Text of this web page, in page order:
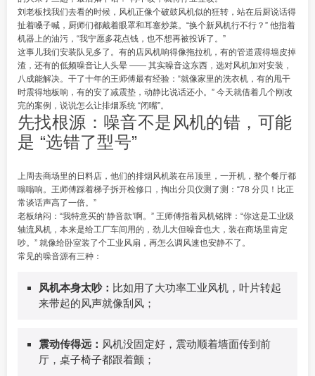
刘老板找我们去看的时候，风机正像个破鼓风机似的狂转，站在后厨说话得
扯着嗓子喊，厨师们都戴着眼罩和耳塞炒菜。“换个新风机行不行？” 他指着
机器上的油污，“我宁愿多花点钱，也不想再被投诉了。”
这事儿我们安装队见多了。有的店风机响得像拖拉机，有的管道震得墙皮掉
渣，还有的低频噪音让人头晕 —— 其实噪音这东西，选对风机加对安装，
八成能解决。干了十年的王师傅最有经验：“就像家里的洗衣机，有的甩干
时震得地板响，有的安了减震垫，动静比说话还小。” 今天就借着几个刚改
完的案例，说说怎么让排烟系统 “闭嘴”。
先找根源：噪音不是风机的错，可能
是 “选错了型号”
上周去商场里的日料店，他们的排烟风机装在吊顶里，一开机，整个餐厅都
嗡嗡响。王师傅踩着梯子拆开检修口，掏出分贝仪测了测：“78 分贝！比正
常谈话声高了一倍。”
老板纳闷：“我特意买的‘静音款’啊。” 王师傅指着风机铭牌：“你这是工业级
轴流风机，本来是给工厂车间用的，劲儿大但噪音也大，装在商场里肯定
吵。” 就像给卧室装了个工业风扇，再怎么调风速也安静不了。
常见的噪音源有三种：
风机本身太吵： 比如用了大功率工业风机，叶片转起
来带起的风声就像刮风；
震动传得远： 风机没固定好，震动顺着墙面传到前
厅，桌子椅子都跟着颤；